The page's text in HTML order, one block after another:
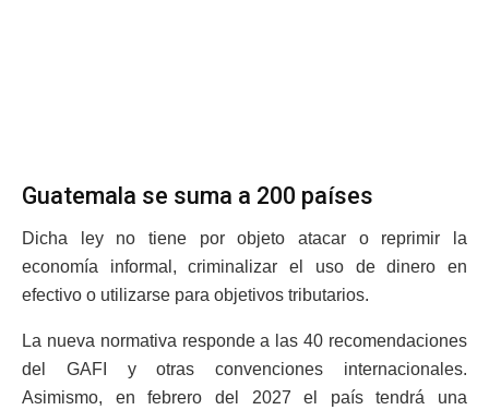
Guatemala se suma a 200 países
Dicha ley no tiene por objeto atacar o reprimir la
economía informal, criminalizar el uso de dinero en
efectivo o utilizarse para objetivos tributarios.
La nueva normativa responde a las 40 recomendaciones
del GAFI y otras convenciones internacionales.
Asimismo, en febrero del 2027 el país tendrá una